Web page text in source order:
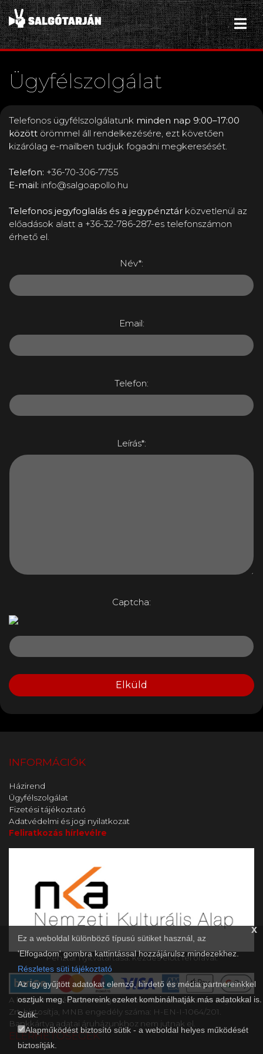
Ügyfélszolgálat
Telefonos ügyfélszolgálatunk minden nap 9:00–17:00
között örömmel áll rendelkezésére, ezt követően
kizárólag e-mailben tudjuk fogadni megkeresését.
Telefon: +36-70-306-7755
E-mail: info@salgoapollo.hu
Telefonos jegyfoglalás és a jegypénztár közvetlenül az
előadások alatt a +36-32-786-287-es telefonszámon
érhető el.
Név*:
Email:
Telefon:
Leírás*:
Captcha:
Elküld
x
Ez a weboldal különböző típusú sütiket használ, az
'Elfogadom' gombra kattintással hozzájárulsz mindezekhez.
Részletes süti tájékoztató
Az így gyűjtött adatokat elemző, hirdető és média partnereinkkel
osztjuk meg. Partnereink ezeket kombinálhatják más adatokkal is.
Sütik:
Alapműködést biztosító sütik - a weboldal helyes működését
biztosítják.
INFORMÁCIÓK
Házirend
Ügyfélszolgálat
Fizetési tájékoztató
Adatvédelmi és jogi nyilatkozat
Feliratkozás hírlevélre
Pénztár nyitvatartása: kezdés előtt fél órával.
A kényelmes és biztonságos online fizetést a Barion Payment
Zrt. biztosítja, MNB engedély száma: H-EN-I-1064/201.
Bankkártya adatai áruházunkhoz nem jutnak el.
ELÉRHETŐSÉGEK